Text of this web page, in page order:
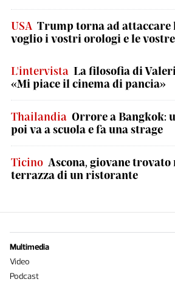
USA Trump torna ad attaccare
voglio i vostri orologi e le
L'intervista La filosofia di
«Mi piace il cinema di pancia»
Thailandia Orrore a Bangkok:
poi va a scuola e fa una strage
Ticino Ascona, giovane
terrazza di un ristorante
Multimedia
Video
Podcast